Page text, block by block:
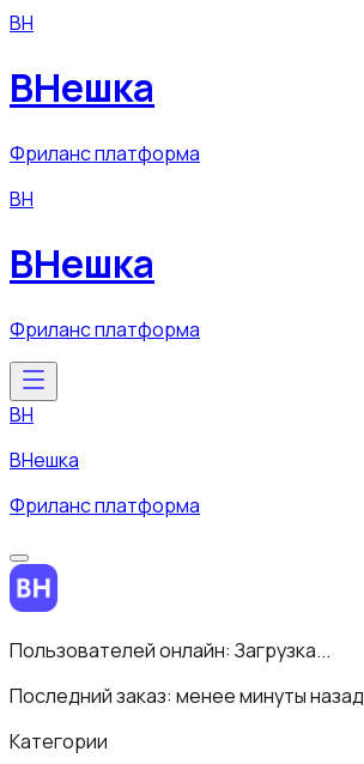
ВН
ВНешка
Фриланс платформа
ВН
ВНешка
Фриланс платформа
ВН
ВНешка
Фриланс платформа
Пользователей онлайн: Загрузка...
Последний заказ: менее минуты назад
Категории